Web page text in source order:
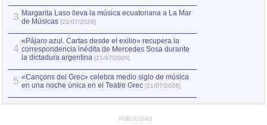
3 Margarita Laso lleva la música ecuatoriana a La Mar
de Músicas [22/07/2026]
4
«Pájaro azul. Cartas desde el exilio» recupera la
correspondencia inédita de Mercedes Sosa durante
la dictadura argentina [21/07/2026]
5 «Cançons del Grec» celebra medio siglo de música
en una noche única en el Teatre Grec [21/07/2026]
PUBLICIDAD